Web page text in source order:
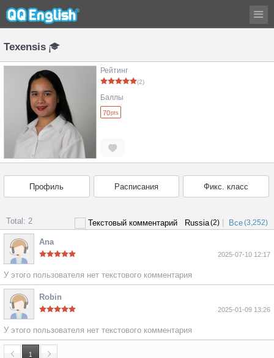
Texensis
Рейтинг
(2)
Баллы
70pts
Профиль Расписания Фикс. класс
Total: 2 Текстовый комментарий Russia(2) Все(3,252)
Ana
2025-07-10 12:17
У этого пользователя нет текстового комментария
Robin
2025-01-09 13:26
У этого пользователя нет текстового комментария
1